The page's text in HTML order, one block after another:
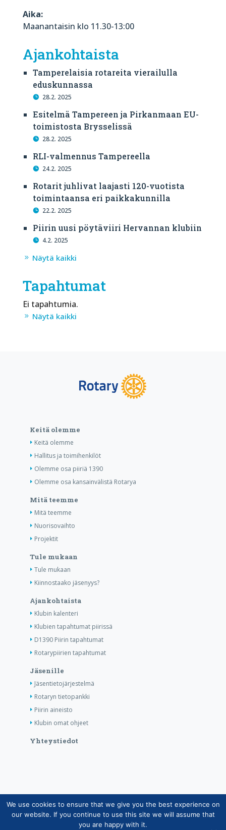
Aika:
Maanantaisin klo 11.30-13:00
Ajankohtaista
Tamperelaisia rotareita vierailulla
eduskunnassa
28.2. 2025
Esitelmä Tampereen ja Pirkanmaan EU-
toimistosta Brysselissä
28.2. 2025
RLI-valmennus Tampereella
24.2. 2025
Rotarit juhlivat laajasti 120-vuotista
toimintaansa eri paikkakunnilla
22.2. 2025
Piirin uusi pöytäviiri Hervannan klubiin
4.2. 2025
Näytä kaikki
Tapahtumat
Ei tapahtumia.
Näytä kaikki
Keitä olemme
Keitä olemme
Hallitus ja toimihenkilöt
Olemme osa piiriä 1390
Olemme osa kansainvälistä Rotarya
Mitä teemme
Mitä teemme
Nuorisovaihto
Projektit
Tule mukaan
Tule mukaan
Kiinnostaako jäsenyys?
Ajankohtaista
Klubin kalenteri
Klubien tapahtumat piirissä
D1390 Piirin tapahtumat
Rotarypiirien tapahtumat
Jäsenille
Jäsentietojärjestelmä
Rotaryn tietopankki
Piirin aineisto
Klubin omat ohjeet
Yhteystiedot
Copyright © Suomen Rotarypalvelu ry 2026 |
Jäsentietojärjestelmän tietosuojaseloste|Henkilötietojen
We use cookies to ensure that we give you the best experience on
our website. If you continue to use this site we will assume that
you are happy with it.